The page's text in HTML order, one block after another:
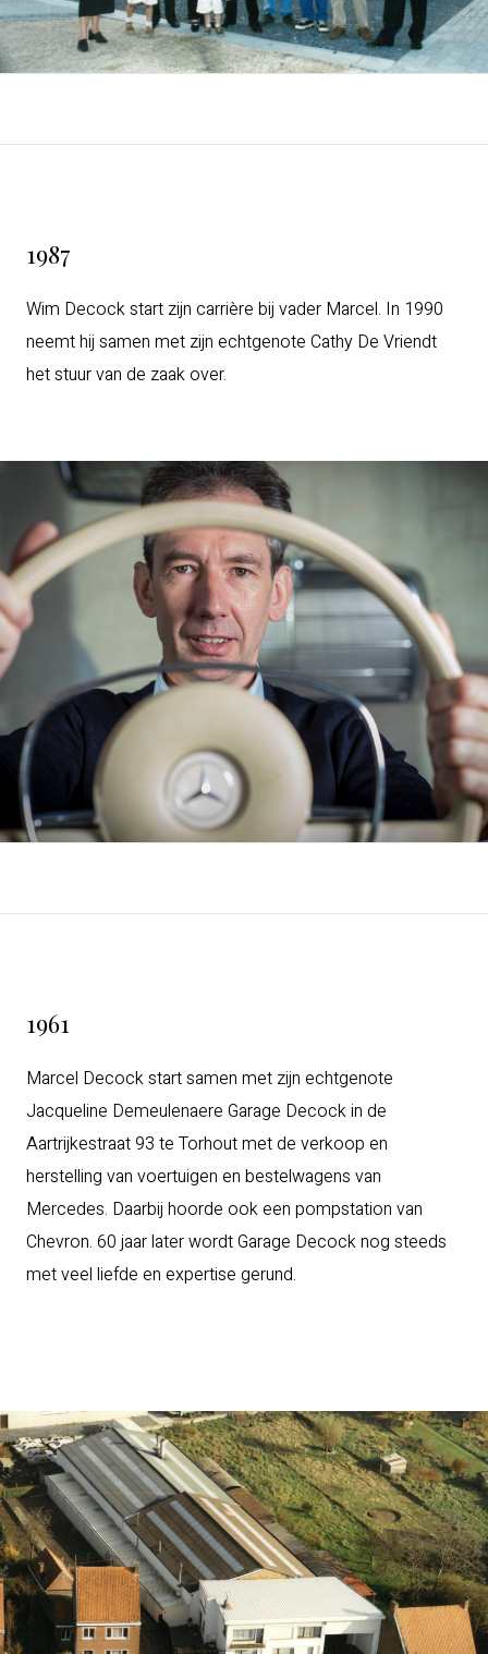
1987
Wim Decock start zijn carrière bij vader Marcel. In 1990
neemt hij samen met zijn echtgenote Cathy De Vriendt
het stuur van de zaak over.
1961
Marcel Decock start samen met zijn echtgenote
Jacqueline Demeulenaere Garage Decock in de
Aartrijkestraat 93 te Torhout met de verkoop en
herstelling van voertuigen en bestelwagens van
Mercedes. Daarbij hoorde ook een pompstation van
Chevron. 60 jaar later wordt Garage Decock nog steeds
met veel liefde en expertise gerund.